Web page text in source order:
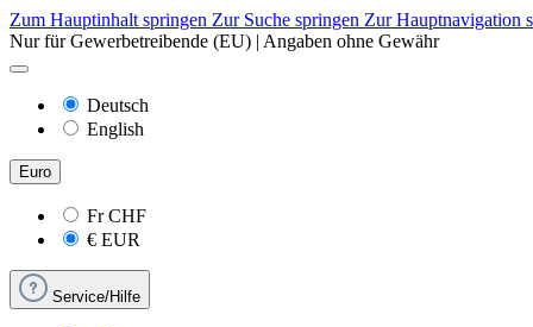
Zum Hauptinhalt springen Zur Suche springen Zur Hauptnavigation
Nur für Gewerbetreibende (EU) | Angaben ohne Gewähr
Deutsch
English
Euro
FrCHF
€ EUR
Service/Hilfe